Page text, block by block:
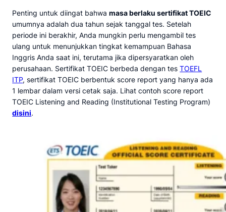
Penting untuk diingat bahwamasa berlaku sertifikat TOEIC
umumnya adalah dua tahun sejak tanggal tes. Setelah
periode ini berakhir, Anda mungkin perlu mengambil tes
ulang untuk menunjukkan tingkat kemampuan Bahasa
Inggris Anda saat ini, terutama jika dipersyaratkan oleh
perusahaan. Sertifikat TOEIC berbeda dengan tesTOEFL
ITP, sertifikat TOEIC berbentuk score report yang hanya ada
1 lembar dalam versi cetak saja. Lihat contoh score report
TOEIC Listening and Reading (Institutional Testing Program)
disini.